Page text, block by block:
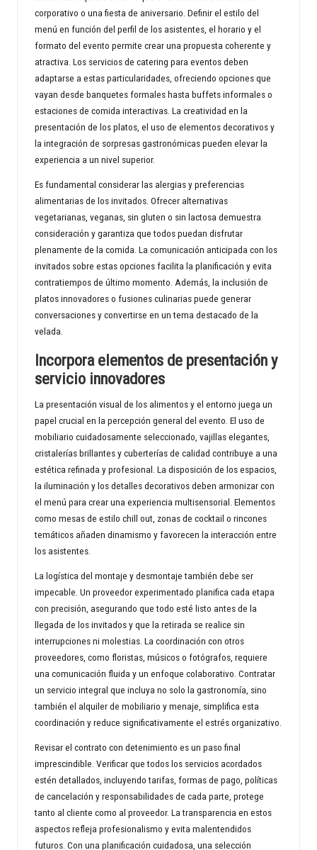
corporativo o una fiesta de aniversario. Definir el estilo del
menú en función del perfil de los asistentes, el horario y el
formato del evento permite crear una propuesta coherente y
atractiva. Los servicios de catering para eventosdeben
adaptarse a estas particularidades, ofreciendo opciones que
vayan desde banquetes formales hasta buffets informales o
estaciones de comida interactivas. La creatividad en la
presentación de los platos, el uso de elementos decorativos y
la integración de sorpresas gastronómicas pueden elevar la
experiencia a un nivel superior.
Es fundamental considerar las alergias y preferencias
alimentarias de los invitados. Ofrecer alternativas
vegetarianas, veganas, sin gluten o sin lactosa demuestra
consideración y garantiza que todos puedan disfrutar
plenamente de la comida. La comunicación anticipada con los
invitados sobre estas opciones facilita la planificación y evita
contratiempos de último momento. Además, la inclusión de
platos innovadores o fusiones culinarias puede generar
conversaciones y convertirse en un tema destacado de la
velada.
Incorpora elementos de presentación y
servicio innovadores
La presentación visual de los alimentos y el entorno juega un
papel crucial en la percepción general del evento. El uso de
mobiliario cuidadosamente seleccionado, vajillas elegantes,
cristalerías brillantes y cuberterías de calidad contribuye a una
estética refinada y profesional. La disposición de los espacios,
la iluminación y los detalles decorativos deben armonizar con
el menú para crear una experiencia multisensorial. Elementos
como mesas de estilo chill out, zonas de cocktail o rincones
temáticos añaden dinamismo y favorecen la interacción entre
los asistentes.
La logística del montaje y desmontaje también debe ser
impecable. Un proveedor experimentado planifica cada etapa
con precisión, asegurando que todo esté listo antes de la
llegada de los invitados y que la retirada se realice sin
interrupciones ni molestias. La coordinación con otros
proveedores, como floristas, músicos o fotógrafos, requiere
una comunicación fluida y un enfoque colaborativo. Contratar
un servicio integral que incluya no solo la gastronomía, sino
también el alquiler de mobiliario y menaje, simplifica esta
coordinación y reduce significativamente el estrés organizativo.
Revisar el contrato con detenimiento es un paso final
imprescindible. Verificar que todos los servicios acordados
estén detallados, incluyendo tarifas, formas de pago, políticas
de cancelación y responsabilidades de cada parte, protege
tanto al cliente como al proveedor. La transparencia en estos
aspectos refleja profesionalismo y evita malentendidos
futuros. Con una planificación cuidadosa, una selección